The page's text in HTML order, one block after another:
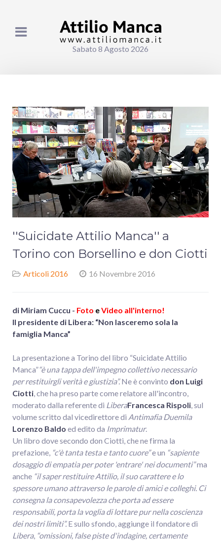
Sabato 8 Agosto 2026
''Suicidate Attilio Manca'' a
Torino con Borsellino e don Ciotti
Articoli 2016 16 Novembre 2016
di Miriam Cuccu - Foto eVideo all'interno!
Il presidente di Libera: “Non lasceremo sola la
famiglia Manca”
La presentazione a Torino del libro “Suicidate Attilio
Manca”“è una tappa dell'impegno collettivo necessario
per restituirgli verità e giustizia”.Ne è convinto don Luigi
Ciotti, che ha preso parte come relatore all'incontro,
moderato dalla referente di LiberaFrancesca Rispoli, sul
volume scritto dal vicedirettore di Antimafia Duemila
Lorenzo Baldo ed edito da Imprimatur.
Un libro dove secondo don Ciotti, che ne firma la
prefazione, “c'è tanta testa e tanto cuore”e un “sapiente
dosaggio di empatia per poter 'entrare' nei documenti”ma
anche “il saper restituire Attilio, il suo carattere e lo
spessore umano attraverso le parole di amici e colleghi. Ci
consegna la consapevolezza che porta ad essere
responsabili, porta la voglia di lottare pur nella coscienza
dei nostri limiti”.E sullo sfondo, aggiunge il fondatore di
Libera, “omissioni, false piste d'indagine, certamente